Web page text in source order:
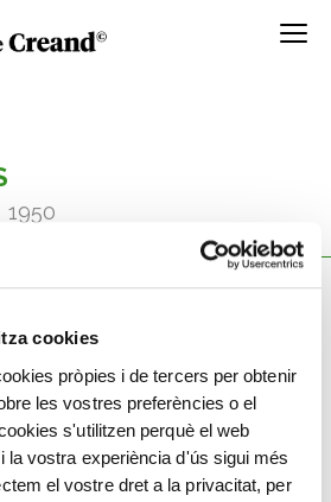
cookies
pròpies i de tercers per obtenir
les vostres preferències o el
s'utilitzen perquè el web
la vostra experiència d'ús sigui més
el vostre dret a la privacitat, per
1950